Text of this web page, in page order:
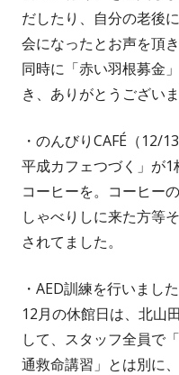
だしたり、自分の老後
会になったとお声を頂き
同時に「赤い羽根募金
き、ありがとうございま
・のんびりCAFÉ（12/13
平成カフェつづく」が
コーヒーを。コーヒー
しゃべりしに来た方等
されてました。
・AED訓練を行いました
12月の休館日は、北山
して、スタッフ全員で
通救命講習」とは別に